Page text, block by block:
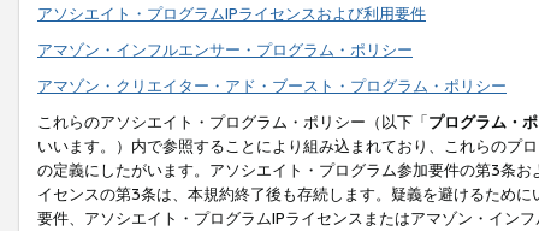
アソシエイト・プログラムIPライセンスおよび利用要件
アマゾン・インフルエンサー・プログラム・ポリシー
アマゾン・クリエイター・アド・ブースト・プログラム・ポリシー
これらのアソシエイト・プログラム・ポリシー（以下「プログラム・
いいます。）内で参照することにより組み込まれており、これらのプ
の定義にしたがいます。アソシエイト・プログラム参加要件の第3条
イセンスの第3条は、本規約終了後も存続します。疑義を避けるため
要件、アソシエイト・プログラムIPライセンスまたはアマゾン・イン